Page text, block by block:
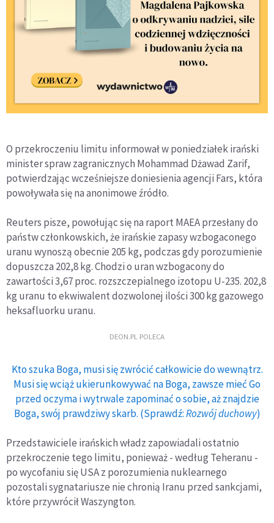
O przekroczeniu limitu informował w poniedziałek irański
minister spraw zagranicznych Mohammad Dżawad Zarif,
potwierdzając wcześniejsze doniesienia agencji Fars, która
powoływała się na anonimowe źródło.
Reuters pisze, powołując się na raport MAEA przesłany do
państw członkowskich, że irańskie zapasy wzbogaconego
uranu wynoszą obecnie 205 kg, podczas gdy porozumienie
dopuszcza 202,8 kg. Chodzi o uran wzbogacony do
zawartości 3,67 proc. rozszczepialnego izotopu U-235. 202,8
kg uranu to ekwiwalent dozwolonej ilości 300 kg gazowego
heksafluorku uranu.
DEON.PL POLECA
Kto szuka Boga, musi się zwrócić całkowicie do wewnątrz.
Musi się wciąż ukierunkowywać na Boga, zawsze mieć Go
przed oczyma i wytrwale zapominać o sobie, aż znajdzie
Boga, swój prawdziwy skarb. (Sprawdź:Rozwój duchowy)
Przedstawiciele irańskich władz zapowiadali ostatnio
przekroczenie tego limitu, ponieważ - według Teheranu -
po wycofaniu się USA z porozumienia nuklearnego
pozostali sygnatariusze nie chronią Iranu przed sankcjami,
które przywrócił Waszyngton.